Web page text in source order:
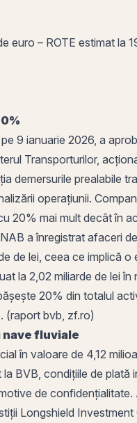
– ROTE estimat la
pe 9 ianuarie 2026, a
Transporturilor,
demersurile prealabile
operațiunii.
20% mai mult decât în
a înregistrat afaceri
de lei, ceea ce implică
la 2,02 miliarde de lei
20% din totalul
(raport bvb, zf.ro)
nave fluviale
în valoare de 4,12
BVB, condițiile de plată
de
Longshield